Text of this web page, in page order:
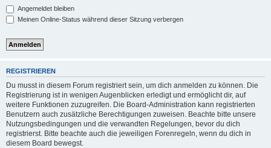
Angemeldet bleiben
Meinen Online-Status während dieser Sitzung verbergen
REGISTRIEREN
Du musst in diesem Forum registriert sein, um dich anmelden zu können. Die
Registrierung ist in wenigen Augenblicken erledigt und ermöglicht dir, auf
weitere Funktionen zuzugreifen. Die Board-Administration kann registrierten
Benutzern auch zusätzliche Berechtigungen zuweisen. Beachte bitte unsere
Nutzungsbedingungen und die verwandten Regelungen, bevor du dich
registrierst. Bitte beachte auch die jeweiligen Forenregeln, wenn du dich in
diesem Board bewegst.